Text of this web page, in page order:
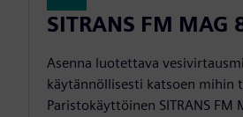
SITRANS FM MAG
Asenna luotettava
käytännöllisesti katsoen mihin
Paristokäyttöinen SITRANS FM